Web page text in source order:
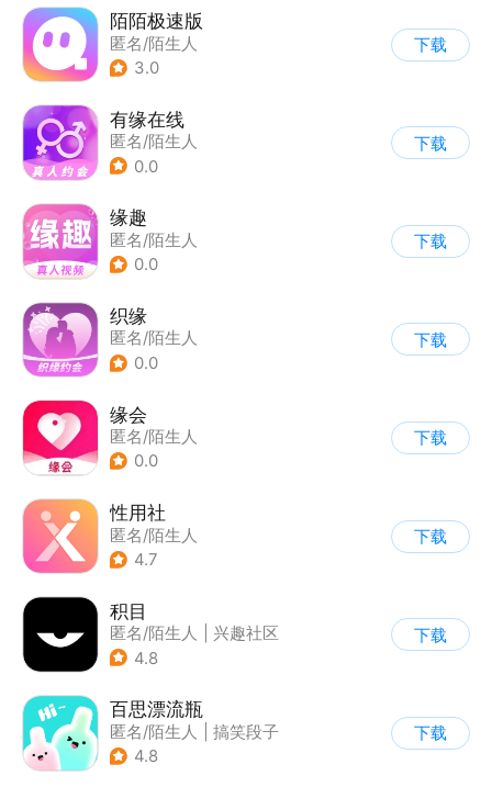
陌陌极速版
匿名/陌生人
3.0
下载
有缘在线
匿名/陌生人
0.0
下载
缘趣
匿名/陌生人
0.0
下载
织缘
匿名/陌生人
0.0
下载
缘会
匿名/陌生人
0.0
下载
性用社
匿名/陌生人
4.7
下载
积目
匿名/陌生人
兴趣社区
4.8
下载
百思漂流瓶
匿名/陌生人
搞笑段子
4.8
下载